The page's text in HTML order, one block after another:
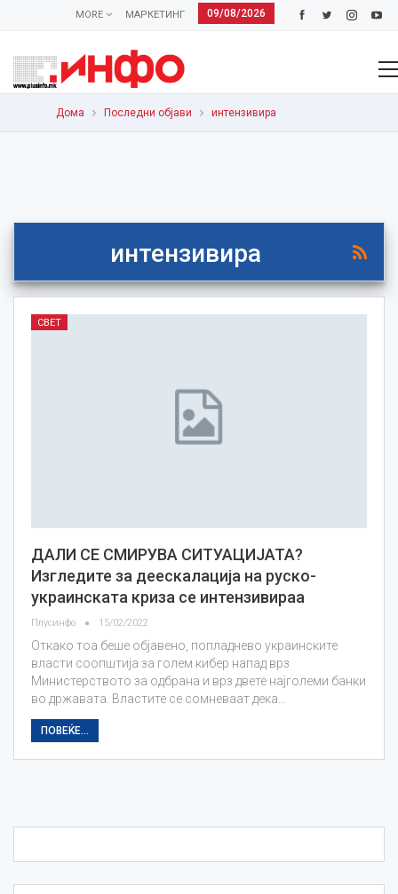
09/08/2026
МАРКЕТИНГ
MORE
Дома Последни објави интензивира
интензивира
СВЕТ
ДАЛИ СЕ СМИРУВА СИТУАЦИЈАТА?
Изгледите за деескалација на руско-
украинската криза се интензивираа
Плусинфо 15/02/2022
Откако тоа беше објавено, попладнево украинските
власти соопштија за голем кибер напад врз
Министерството за одбрана и врз двете најголеми банки
во државата. Властите се сомневаат дека…
ПОВЕЌЕ...